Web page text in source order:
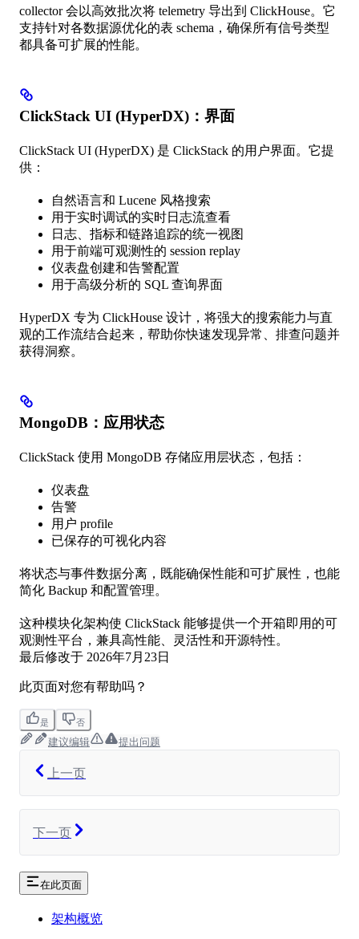
collector 会以高效批次将 telemetry 导出到 ClickHouse。它
支持针对各数据源优化的表 schema，确保所有信号类型
都具备可扩展的性能。
ClickStack UI (HyperDX)：界面
ClickStack UI (HyperDX) 是 ClickStack 的用户界面。它提
供：
自然语言和 Lucene 风格搜索
用于实时调试的实时日志流查看
日志、指标和链路追踪的统一视图
用于前端可观测性的 session replay
仪表盘创建和告警配置
用于高级分析的 SQL 查询界面
HyperDX 专为 ClickHouse 设计，将强大的搜索能力与直
观的工作流结合起来，帮助你快速发现异常、排查问题并
获得洞察。
MongoDB：应用状态
ClickStack 使用 MongoDB 存储应用层状态，包括：
仪表盘
告警
用户 profile
已保存的可视化内容
将状态与事件数据分离，既能确保性能和可扩展性，也能
简化 Backup 和配置管理。
这种模块化架构使 ClickStack 能够提供一个开箱即用的可
观测性平台，兼具高性能、灵活性和开源特性。
最后修改于 2026年7月23日
此页面对您有帮助吗？
是 否
建议编辑 提出问题
上一页
下一页
在此页面
架构概览